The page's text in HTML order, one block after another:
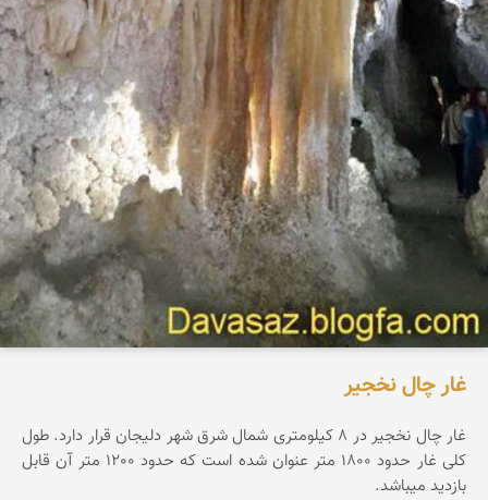
غار چال نخجیر
غار چال نخجیر در 8 کیلومتری شمال شرق شهر دلیجان قرار دارد. طول
کلی غار حدود 1800 متر عنوان شده است که حدود 1200 متر آن قابل
بازدید میباشد.